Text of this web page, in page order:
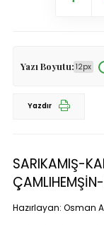
Yazı Boyutu: 12px
Yazdır
SARIKAMIŞ-
Hazırlayan: Osman